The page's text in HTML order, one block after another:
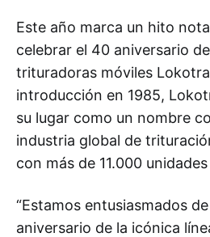
Este año marca un hito
celebrar el 40 aniversario
trituradoras móviles
introducción en 1985,
su lugar como un nombre
industria global de
con más de 11.000
“Estamos entusiasmados
aniversario de la icónica